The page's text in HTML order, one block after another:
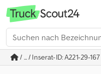
/ ... / Inserat-ID: A221-29-167